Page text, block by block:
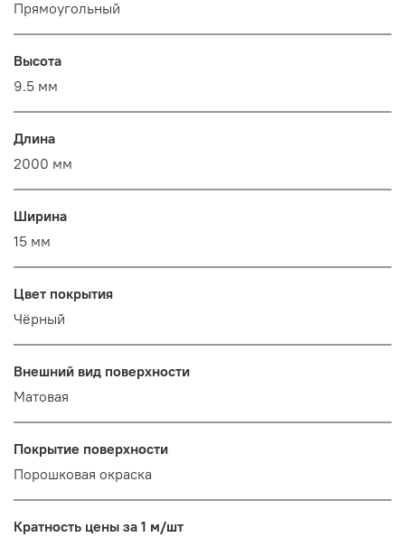
Прямоугольный
Высота
9.5 мм
Длина
2000 мм
Ширина
15 мм
Цвет покрытия
Чёрный
Внешний вид поверхности
Матовая
Покрытие поверхности
Порошковая окраска
Кратность цены за 1 м/шт